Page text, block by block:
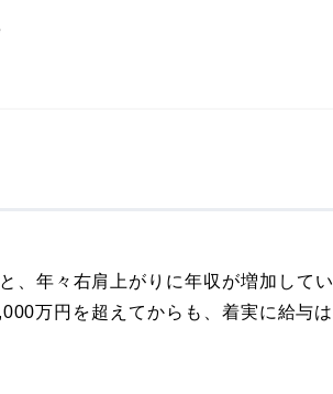
、年々右肩上がりに年収が増加してい
万円を超えてからも、着実に給与は